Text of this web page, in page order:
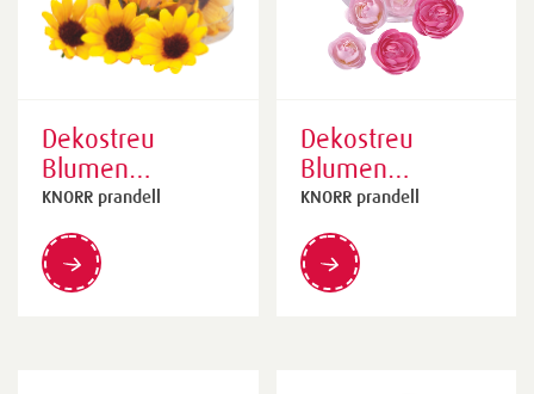
Dekostreu
Blumen
„Sonnenblumen“
| 35 mm, gelb,
22 Stück
KNORR prandell
Dekostreu
Blumen
„Ranunkeln“ | 25
- 30 mm, rosa,
20 Stück
KNORR prandell